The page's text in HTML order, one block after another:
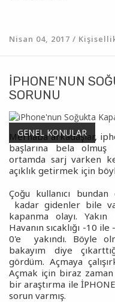
Nisan 04, 2017 /
IPHONE'NUN
SORUNU
GENEL KONULAR
Merhaba arkadaşlar,
başlarına bela
ortamda sarj varken
açıklık getirmek için
Çoğu kullanıcı
kadar gidenler bile
kapanma olayı. Yakın
Havanın sıcaklığı -10
0'e yakındı. Böyle
bakayım diye
gördüm. Açmaya
Açmak için biraz
bir araştırma ile
sorun varmış.